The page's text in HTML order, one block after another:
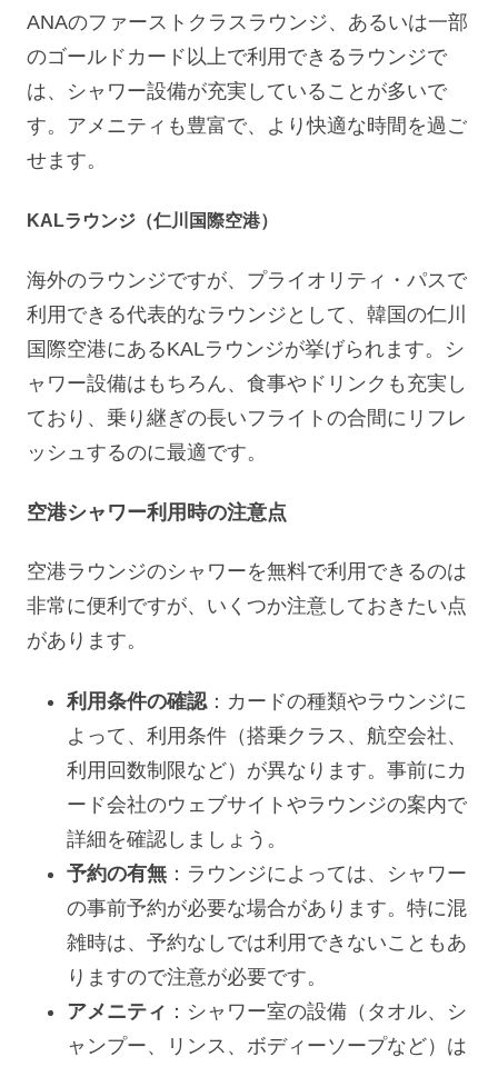
ANAのファーストクラスラウンジ、あるいは一部
のゴールドカード以上で利用できるラウンジで
は、シャワー設備が充実していることが多いで
す。アメニティも豊富で、より快適な時間を過ご
せます。
KALラウンジ（仁川国際空港）
海外のラウンジですが、プライオリティ・パスで
利用できる代表的なラウンジとして、韓国の仁川
国際空港にあるKALラウンジが挙げられます。シ
ャワー設備はもちろん、食事やドリンクも充実し
ており、乗り継ぎの長いフライトの合間にリフレ
ッシュするのに最適です。
空港シャワー利用時の注意点
空港ラウンジのシャワーを無料で利用できるのは
非常に便利ですが、いくつか注意しておきたい点
があります。
利用条件の確認：カードの種類やラウンジに
よって、利用条件（搭乗クラス、航空会社、
利用回数制限など）が異なります。事前にカ
ード会社のウェブサイトやラウンジの案内で
詳細を確認しましょう。
予約の有無 ：ラウンジによっては、シャワー
の事前予約が必要な場合があります。特に混
雑時は、予約なしでは利用できないこともあ
りますので注意が必要です。
アメニティ ：シャワー室の設備（タオル、シ
ャンプー、リンス、ボディーソープなど）は